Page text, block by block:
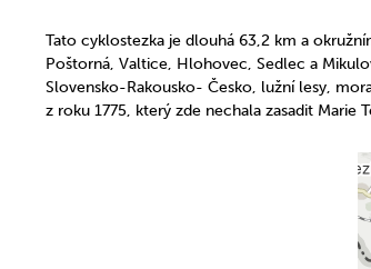
Tato cyklostezka je dlouhá 63,2 km a
Poštorná, Valtice, Hlohovec, Sedlec a
Slovensko-Rakousko- Česko, lužní lesy,
z roku 1775, který zde nechala zasadit Marie